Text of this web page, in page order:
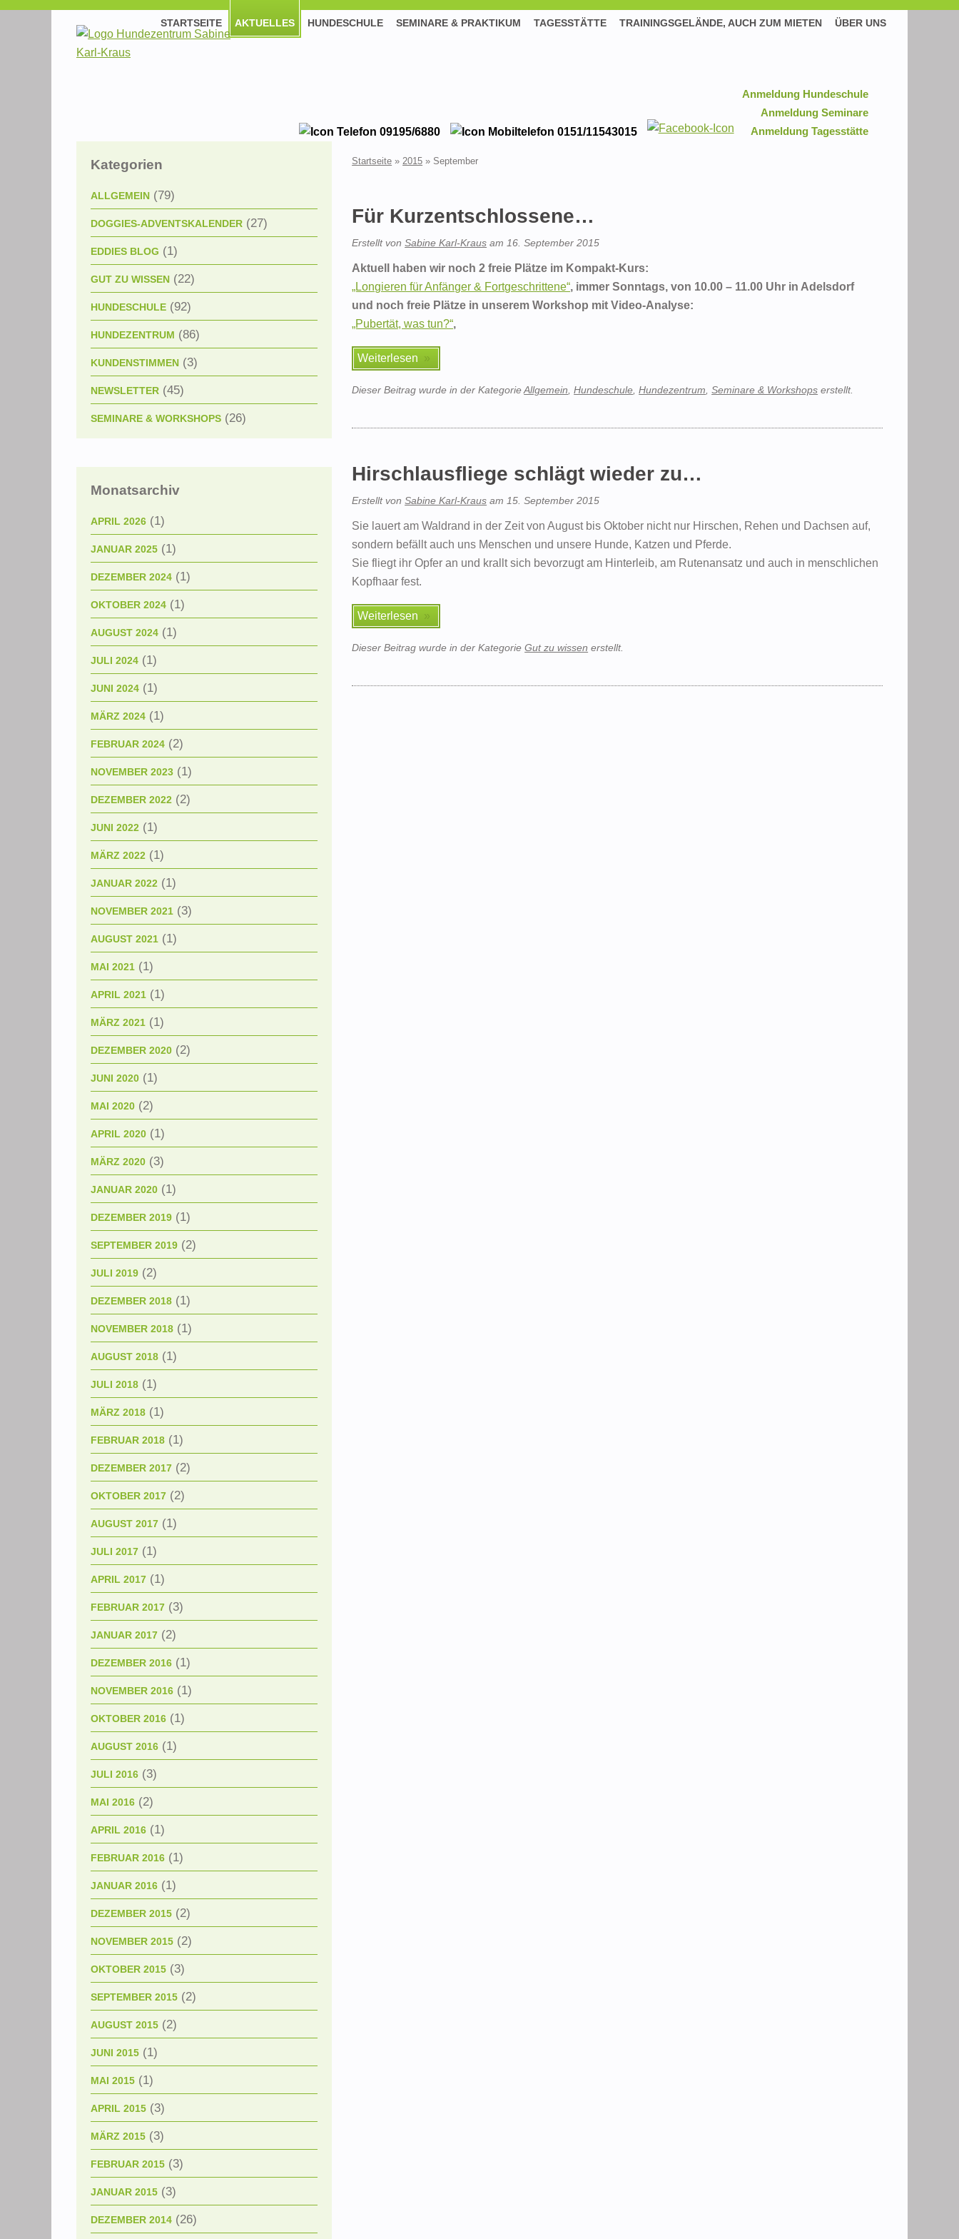
STARTSEITE AKTUELLES HUNDESCHULE SEMINARE & PRAKTIKUM TAGESSTÄTTE TRAININGSGELÄNDE, AUCH ZUM MIETEN ÜBER UNS
09195/6880 0151/11543015
Anmeldung Hundeschule
Anmeldung Seminare
Anmeldung Tagesstätte
Kategorien
ALLGEMEIN (79)
DOGGIES-ADVENTSKALENDER (27)
EDDIES BLOG (1)
GUT ZU WISSEN (22)
HUNDESCHULE (92)
HUNDEZENTRUM (86)
KUNDENSTIMMEN (3)
NEWSLETTER (45)
SEMINARE & WORKSHOPS (26)
Monatsarchiv
APRIL 2026 (1)
JANUAR 2025 (1)
DEZEMBER 2024 (1)
OKTOBER 2024 (1)
AUGUST 2024 (1)
JULI 2024 (1)
JUNI 2024 (1)
MÄRZ 2024 (1)
FEBRUAR 2024 (2)
NOVEMBER 2023 (1)
DEZEMBER 2022 (2)
JUNI 2022 (1)
MÄRZ 2022 (1)
JANUAR 2022 (1)
NOVEMBER 2021 (3)
AUGUST 2021 (1)
MAI 2021 (1)
APRIL 2021 (1)
MÄRZ 2021 (1)
DEZEMBER 2020 (2)
JUNI 2020 (1)
MAI 2020 (2)
APRIL 2020 (1)
MÄRZ 2020 (3)
JANUAR 2020 (1)
DEZEMBER 2019 (1)
SEPTEMBER 2019 (2)
JULI 2019 (2)
DEZEMBER 2018 (1)
NOVEMBER 2018 (1)
AUGUST 2018 (1)
JULI 2018 (1)
MÄRZ 2018 (1)
FEBRUAR 2018 (1)
DEZEMBER 2017 (2)
OKTOBER 2017 (2)
AUGUST 2017 (1)
JULI 2017 (1)
APRIL 2017 (1)
FEBRUAR 2017 (3)
JANUAR 2017 (2)
DEZEMBER 2016 (1)
NOVEMBER 2016 (1)
OKTOBER 2016 (1)
AUGUST 2016 (1)
JULI 2016 (3)
MAI 2016 (2)
APRIL 2016 (1)
FEBRUAR 2016 (1)
JANUAR 2016 (1)
DEZEMBER 2015 (2)
NOVEMBER 2015 (2)
OKTOBER 2015 (3)
SEPTEMBER 2015 (2)
AUGUST 2015 (2)
JUNI 2015 (1)
MAI 2015 (1)
APRIL 2015 (3)
MÄRZ 2015 (3)
FEBRUAR 2015 (3)
JANUAR 2015 (3)
DEZEMBER 2014 (26)
Startseite » 2015 » September
Für Kurzentschlossene…
Erstellt vonSabine Karl-Kraus am 16. September 2015
Aktuell haben wir noch 2 freie Plätze im Kompakt-Kurs:
„Longieren für Anfänger & Fortgeschrittene“, immer Sonntags, von 10.00 – 11.00 Uhr in Adelsdorf
und noch freie Plätze in unserem Workshop mit Video-Analyse:
„Pubertät, was tun?“,
Weiterlesen
Dieser Beitrag wurde in der KategorieAllgemein ,Hundeschule ,Hundezentrum ,Seminare & Workshops erstellt.
Hirschlausfliege schlägt wieder zu…
Erstellt vonSabine Karl-Kraus am 15. September 2015
Sie lauert am Waldrand in der Zeit von August bis Oktober nicht nur Hirschen, Rehen und Dachsen auf,
sondern befällt auch uns Menschen und unsere Hunde, Katzen und Pferde.
Sie fliegt ihr Opfer an und krallt sich bevorzugt am Hinterleib, am Rutenansatz und auch in menschlichen
Kopfhaar fest.
Weiterlesen
Dieser Beitrag wurde in der KategorieGut zu wissen erstellt.